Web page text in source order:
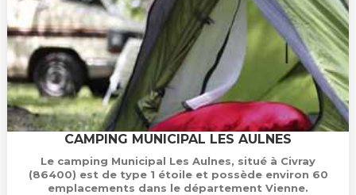
CAMPING MUNICIPAL LES AULNES
Le camping Municipal Les Aulnes, situé à Civray
(86400) est de type 1 étoile et possède environ 60
emplacements dans le département Vienne.